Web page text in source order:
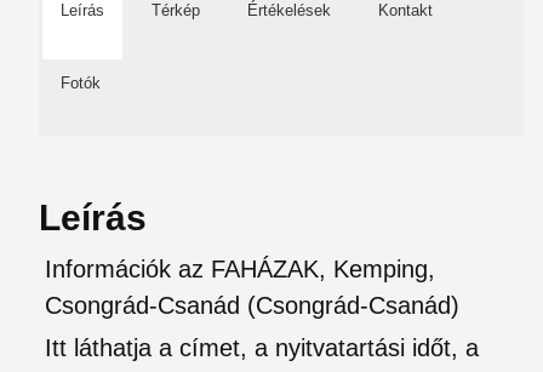
Leírás Térkép Értékelések Kontakt
Fotók
Leírás
Információk az FAHÁZAK, Kemping,
Csongrád-Csanád (Csongrád-Csanád)
Itt láthatja a címet, a nyitvatartási időt, a